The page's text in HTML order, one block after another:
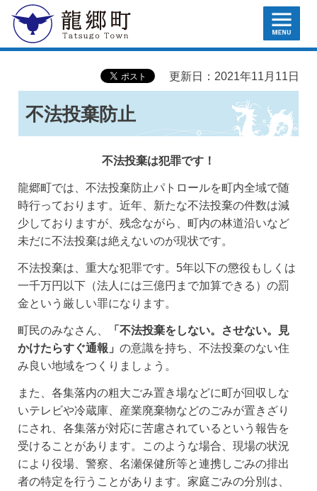
龍郷町 MENU
更新日：2021年11月11日
不法投棄防止
不法投棄は犯罪です！
龍郷町では、不法投棄防止パトロールを町内全域で随
時行っております。近年、新たな不法投棄の件数は減
少しておりますが、残念ながら、町内の林道沿いなど
未だに不法投棄は絶えないのが現状です。
不法投棄は、重大な犯罪です。5年以下の懲役もしくは
一千万円以下（法人には三億円まで加算できる）の罰
金という厳しい罪になります。
町民のみなさん、
「不法投棄をしない。させない。見
かけたらすぐ通報」 の意識を持ち、不法投棄のない住
み良い地域をつくりましょう。
また、各集落内の粗大ごみ置き場などに町が回収しな
いテレビや冷蔵庫、産業廃棄物などのごみが置きざり
にされ、各集落が対応に苦慮されているという報告を
受けることがあります。このような場合、現場の状況
により役場、警察、名瀬保健所等と連携しごみの排出
者の特定を行うことがあります。家庭ごみの分別は、